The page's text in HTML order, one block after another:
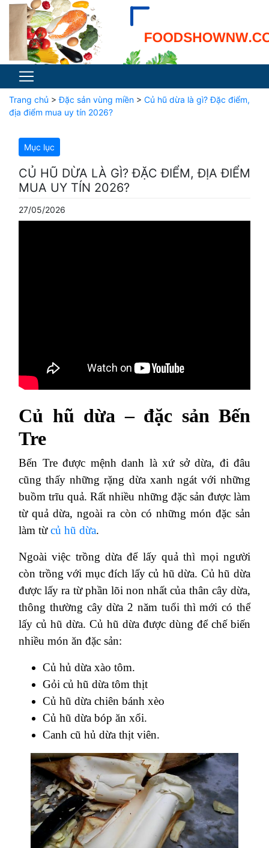
Trang chủ >Đặc sản vùng miền > Củ hũ dừa là gì? Đặc điểm,
địa điểm mua uy tín 2026?
Mục lục
CỦ HŨ DỪA LÀ GÌ? ĐẶC ĐIỂM, ĐỊA ĐIỂM
MUA UY TÍN 2026?
27/05/2026
Củ hũ dừa – đặc sản Bến
Tre
Bến Tre được mệnh danh là xứ sở dừa, đi đâu
cũng thấy những rặng dừa xanh ngát với những
buồm trĩu quả. Rất nhiều những đặc sản được làm
từ quả dừa, ngoài ra còn có những món đặc sản
làm từcủ hũ dừa.
Ngoài việc trồng dừa để lấy quả thì mọi người
còn trồng với mục đích lấy củ hũ dừa. Củ hũ dừa
được lấy ra từ phần lõi non nhất của thân cây dừa,
thông thường cây dừa 2 năm tuổi thì mới có thể
lấy củ hũ dừa. Củ hũ dừa được dùng để chế biến
nhiều món ăn đặc sản:
Củ hủ dừa xào tôm.
Gỏi củ hũ dừa tôm thịt
Củ hũ dừa chiên bánh xèo
Củ hũ dừa bóp ăn xổi.
Canh cũ hủ dừa thịt viên.